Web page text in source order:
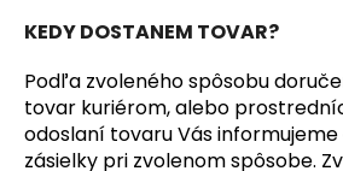
KEDY DOSTANEM TOVAR?
Podľa zvoleného spôsobu
tovar kuriérom, alebo
odoslaní tovaru Vás
zásielky pri zvolenom spôsobe.